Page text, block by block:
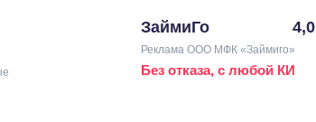
ЗаймиГо 4,0
Реклама ООО МФК «Займиго»
Без отказа, с любой КИ